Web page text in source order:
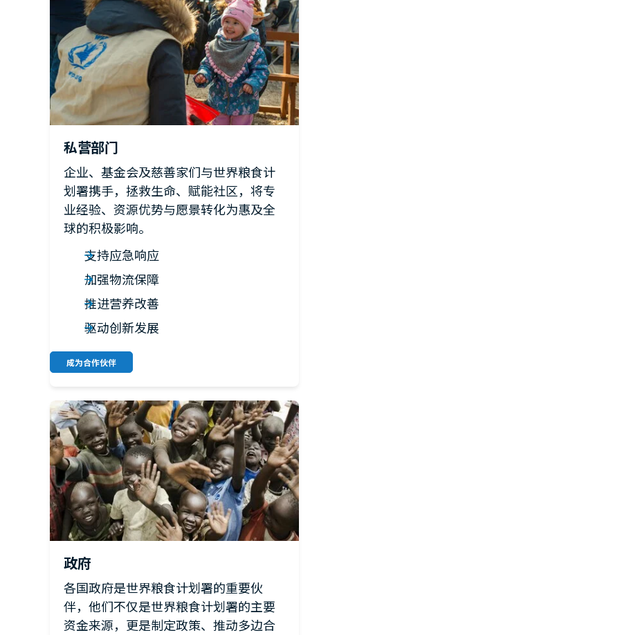
私营部门
企业、基金会及慈善家们与世界粮食计
划署携手，拯救生命、赋能社区，将专
业经验、资源优势与愿景转化为惠及全
球的积极影响。
支持应急响应
加强物流保障
推进营养改善
驱动创新发展
成为合作伙伴
政府
各国政府是世界粮食计划署的重要伙
伴，他们不仅是世界粮食计划署的主要
资金来源，更是制定政策、推动多边合